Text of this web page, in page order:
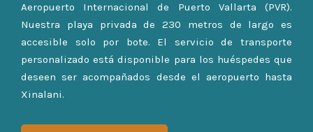
Aeropuerto Internacional de Puerto Vallarta (PVR).
Nuestra playa privada de 230 metros de largo es
accesible solo por bote. El servicio de transporte
personalizado está disponible para los huéspedes que
deseen ser acompañados desde el aeropuerto hasta
Xinalani.